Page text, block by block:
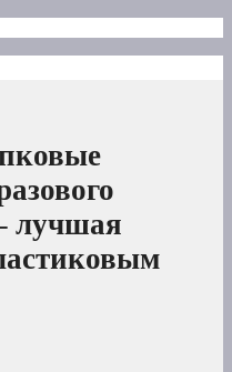
лучшая